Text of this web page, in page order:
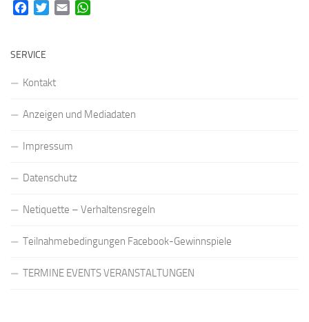
FacebookTwitterEmail
SERVICE
Kontakt
Anzeigen und Mediadaten
Impressum
Datenschutz
Netiquette – Verhaltensregeln
Teilnahmebedingungen Facebook-Gewinnspiele
TERMINE EVENTS VERANSTALTUNGEN